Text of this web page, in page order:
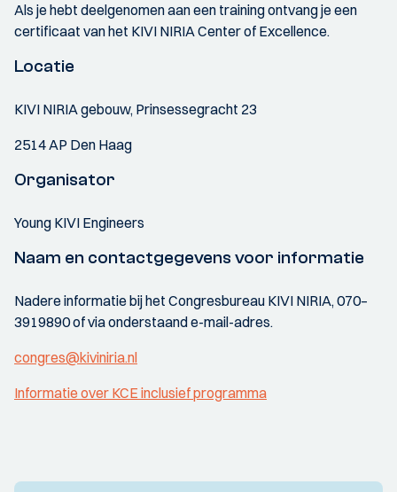
Als je hebt deelgenomen aan een training ontvang je een
certificaat van het KIVI NIRIA Center of Excellence.
Locatie
KIVI NIRIA gebouw, Prinsessegracht 23
2514 AP Den Haag
Organisator
Young KIVI Engineers
Naam en contactgegevens voor informatie
Nadere informatie bij het Congresbureau KIVI NIRIA, 070–
3919890 of via onderstaand e-mail-adres.
congres@kiviniria.nl
Informatie over KCE inclusief programma